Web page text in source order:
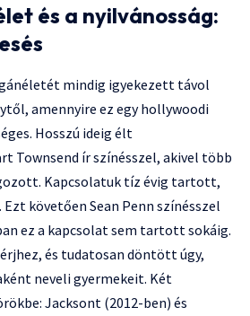
és a nyilvánosság:
mindig igyekezett távol
amennyire ez egy hollywoodi
Hosszú ideig élt
Townsend ír színésszel, akivel több
Kapcsolatuk tíz évig tartott,
követően Sean Penn színésszel
ez a kapcsolat sem tartott sokáig.
és tudatosan döntött úgy,
neveli gyermekeit. Két
Jacksont (2012-ben) és